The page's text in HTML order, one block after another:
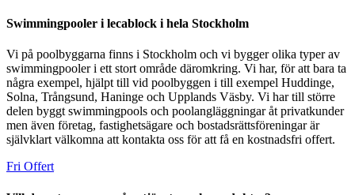
Swimmingpooler i lecablock i hela Stockholm
Vi på poolbyggarna finns i Stockholm och vi bygger olika typer av
swimmingpooler i ett stort område däromkring. Vi har, för att bara ta
några exempel, hjälpt till vid poolbyggen i till exempel Huddinge,
Solna, Trångsund, Haninge och Upplands Väsby. Vi har till större
delen byggt swimmingpools och poolangläggningar åt privatkunder
men även företag, fastighetsägare och bostadsrättsföreningar är
självklart välkomna att kontakta oss för att få en kostnadsfri offert.
Fri Offert